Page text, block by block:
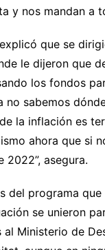
y nos mandan a
que se
le dijeron que
los fondos
no sabemos
la inflación es
ahora que si
2022”, asegura.
del programa que
se unieron
Ministerio de